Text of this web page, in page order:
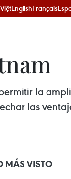
EnglishFrançais
la
las
MÁS VISTO